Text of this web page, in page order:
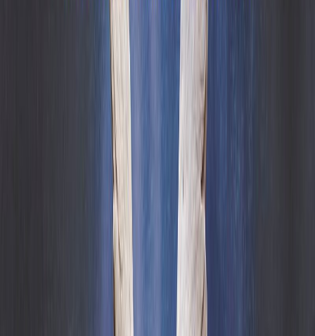
Το Πάσχα του 1974 μια οικογένεια εξαφανίζεται λίγο έξω από τη
Η μόνη επιζήσασα είναι η Έμπα, η κόρη της οικογένειας, η οποία
είναι ενός έτους. Τώρα επιστρέφει στο νησί όπου ο πατέρας της
κάποτε διεύθυνε ένα οικοτροφείο με σιδερένια πυγμή.
Δεν περνάει πολύς καιρός και η Έμπα πέφτει θύμα εμπρηστικής
Κατά την έρευνα της Σήμανσης διαπιστώνεται ότι κάτω από το
πάτωμα της τραπεζαρίας υπάρχει ξεραμένο αίμα. Μπορεί όλα αυτά